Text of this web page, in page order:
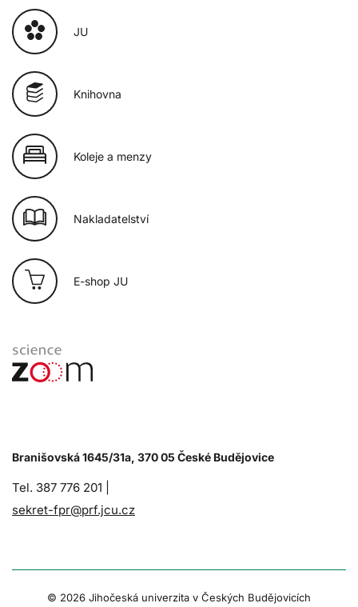
JU
Knihovna
Koleje a menzy
Nakladatelství
E-shop JU
Branišovská 1645/31a, 370 05 České Budějovice
Tel. 387 776 201 |
sekret-fpr@prf.jcu.cz
© 2026 Jihočeská univerzita v Českých Budějovicích